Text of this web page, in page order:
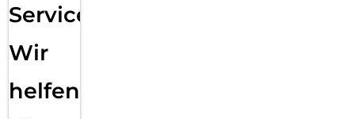
Service:
Wir
helfen